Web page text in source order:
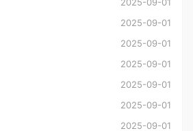
2025-09-01
2025-09-01
2025-09-01
2025-09-01
2025-09-01
2025-09-01